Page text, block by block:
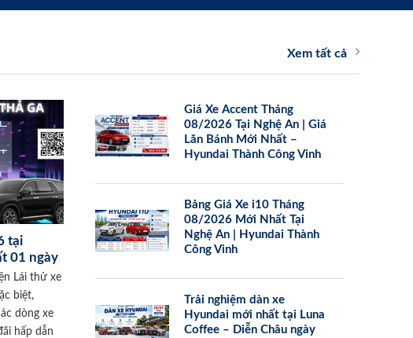
Xem tất cả
tại
01 ngày
Lái thử xe
biệt,
dòng xe
hấp dẫn
Giá Xe Accent Tháng
08/2026 Tại Nghệ An | Giá
Lăn Bánh Mới Nhất –
Hyundai Thành Công Vinh
Bảng Giá Xe i10 Tháng
08/2026 Mới Nhất Tại
Nghệ An | Hyundai Thành
Công Vinh
Trải nghiệm dàn xe
Hyundai mới nhất tại Luna
Coffee – Diễn Châu ngày